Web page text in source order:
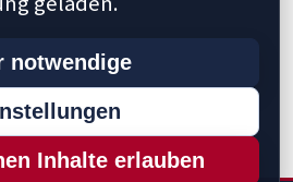
15 20 25 28
Next »
notwendige
Inhalte erlauben